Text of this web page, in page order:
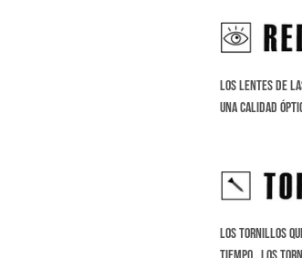
Los lentes de
una calidad
Los tornillos